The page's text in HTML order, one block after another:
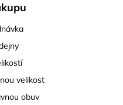
velikost
obuv